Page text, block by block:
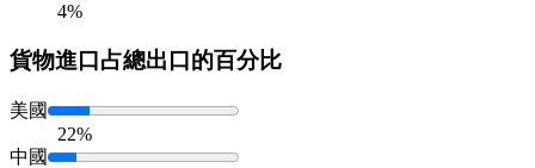
4%
貨物進口占總出口的百分比
美國
22%
中國